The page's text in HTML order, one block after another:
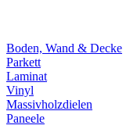
Boden, Wand & Decke
Parkett
Laminat
Vinyl
Massivholzdielen
Paneele